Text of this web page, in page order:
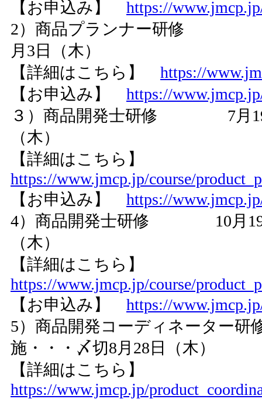
【お申込み】 https://
2）商品プランナー研修 7月
月3日（木）
【詳細はこちら】 https://
【お申込み】 https://
３）商品開発士研修 7月19
（木）
【詳細はこちら】
https://www.jmcp.jp/course/
【お申込み】 https://
4）商品開発士研修 10月19日
（木）
【詳細はこちら】
https://www.jmcp.jp/course/
【お申込み】 https://
5）商品開発コーディネータ
施・・・〆切8月28日（木）
【詳細はこちら】
https://www.jmcp.jp/